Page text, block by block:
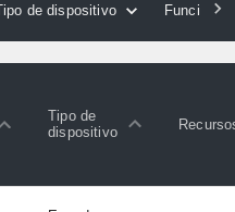
de dispositivo
Tipo de
dispositivo